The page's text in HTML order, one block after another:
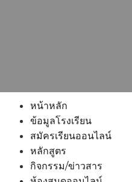
หน้าหลัก
ข้อมูลโรงเรียน
สมัครเรียนออนไลน์
หลักสูตร
กิจกรรม/ข่าวสาร